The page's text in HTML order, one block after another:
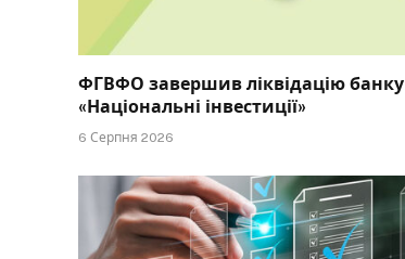
ФГВФО завершив ліквідацію банку
«Національні інвестиції»
6 Серпня 2026